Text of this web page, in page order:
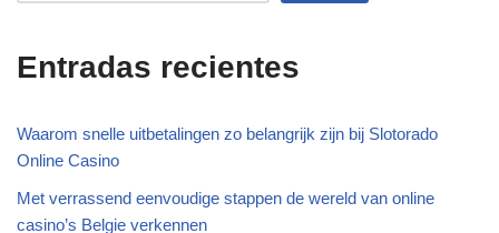
Entradas recientes
Waarom snelle uitbetalingen zo belangrijk zijn bij Slotorado
Online Casino
Met verrassend eenvoudige stappen de wereld van online
casino’s Belgie verkennen